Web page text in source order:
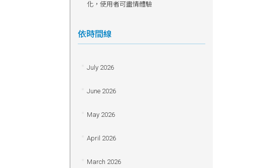
化，使用者可盡情體驗
依時間線
July 2026
June 2026
May 2026
April 2026
March 2026